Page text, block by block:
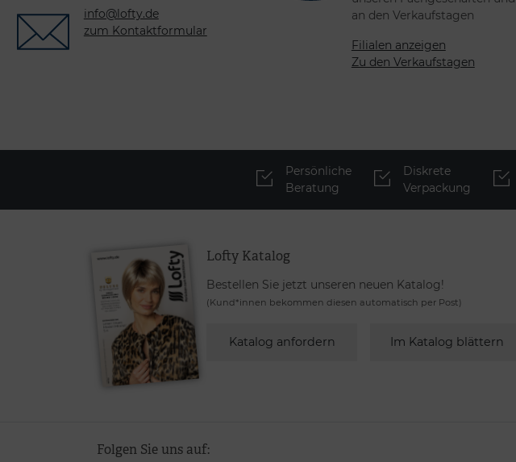
info@lofty.de
zum Kontaktformular
an den Verkaufstagen
Filialen anzeigen
Zu den Verkaufstagen
Persönliche
Beratung
Diskrete
Verpackung
Lofty Katalog
Bestellen Sie jetzt unseren neuen Katalog!
(Kund*innen bekommen diesen automatisch per Post)
Katalog anfordern Im Katalog blättern
Folgen Sie uns auf: